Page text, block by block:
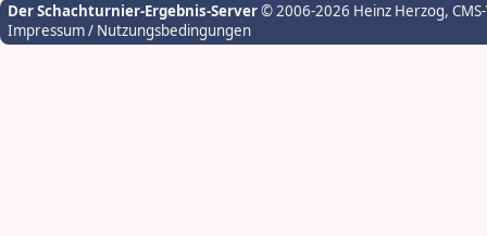
Der Schachturnier-Ergebnis-Server© 2006-2026 Heinz Herzog,
Impressum / Nutzungsbedingungen